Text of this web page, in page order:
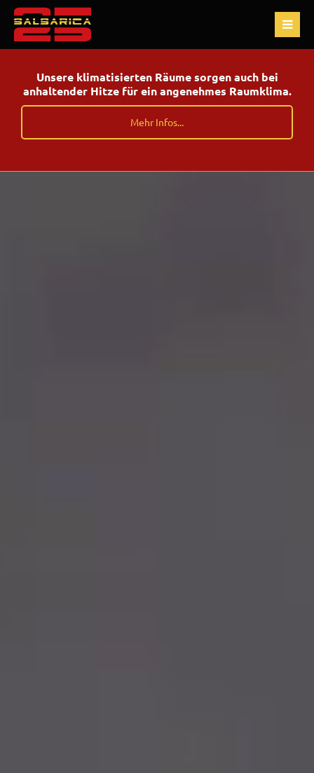
Unsere klimatisierten Räume sorgen auch bei
anhaltender Hitze für ein angenehmes Raumklima.
Mehr Infos...